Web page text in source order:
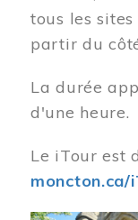
tous les
partir du
La durée
d'une heure.
Le iTour est
moncton.ca/